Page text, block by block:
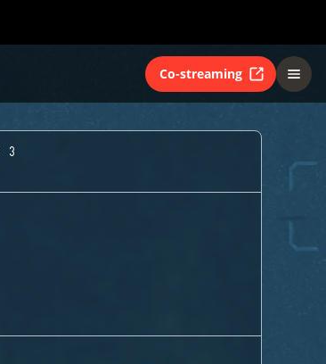
Co-streaming
3